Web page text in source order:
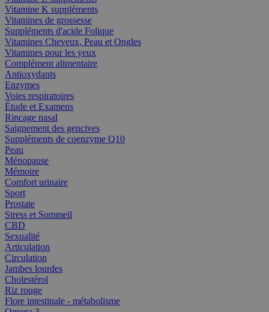
Vitamine K suppléments
Vitamines de grossesse
Suppléments d'acide Folique
Vitamines Cheveux, Peau et Ongles
Vitamines pour les yeux
Complément alimentaire
Antioxydants
Enzymes
Voies respiratoires
Étude et Examens
Rincage nasal
Saignement des gencives
Suppléments de coenzyme Q10
Peau
Ménopause
Mémoire
Comfort urinaire
Sport
Prostate
Stress et Sommeil
CBD
Sexualité
Articulation
Circulation
Jambes lourdes
Cholestérol
Riz rouge
Flore intestinale - métabolisme